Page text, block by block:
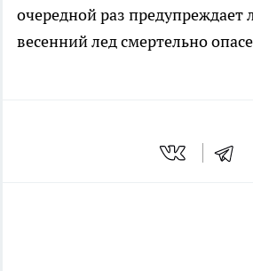
очередной раз
весенний лед смертельно